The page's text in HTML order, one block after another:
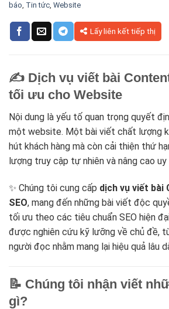
báo, Tin tức, Website
Lấy liên kết tiếp thị
✍️ Dịch vụ viết bài
tối ưu cho Website
Nội dung là yếu tố quan trọng quyết
một website. Một bài viết chất lượng
hút khách hàng mà còn cải thiện thứ
lượng truy cập tự nhiên và nâng cao
✨ Chúng tôi cung cấp dịch vụ viết bài
SEO, mang đến những bài viết độc
tối ưu theo các tiêu chuẩn SEO hiện
được nghiên cứu kỹ lưỡng về chủ đề,
người đọc nhằm mang lại hiệu quả lâu
📝 Chúng tôi nhận viết
gì?